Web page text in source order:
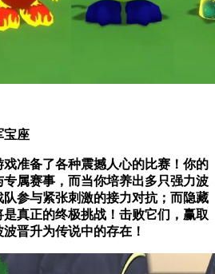
宝座
准备了各种震撼人心的比赛！你的
属赛事，而当你培养出多只强力波
参与紧张刺激的接力对抗；而隐藏
真正的终极挑战！击败它们，赢取
晋升为传说中的存在！